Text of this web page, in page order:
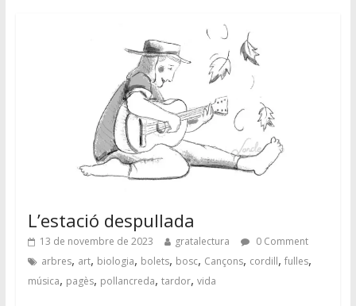
L’estació despullada
13 de novembre de 2023 gratalectura
0 Comment
arbres, art, biologia, bolets, bosc, Cançons, cordill, fulles,
música, pagès, pollancreda, tardor, vida